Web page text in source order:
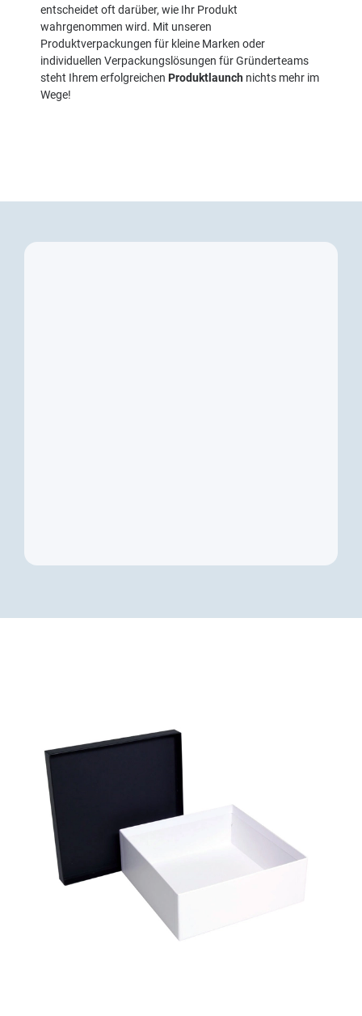
entscheidet oft darüber, wie Ihr Produkt
wahrgenommen wird. Mit unseren
Produktverpackungen für kleine Marken oder
individuellen Verpackungslösungen für Gründerteams
steht Ihrem erfolgreichen Produktlaunch nichts mehr im
Wege!